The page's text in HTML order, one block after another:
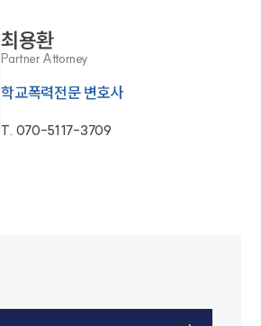
최용환
Partner Attorney
학교폭력전문 변호사
T. 070-5117-3709